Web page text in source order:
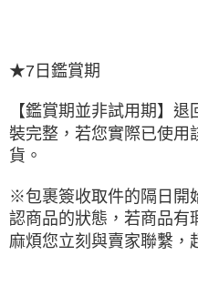
★7日鑑賞期
【鑑賞期並非試用期】
裝完整，若您實際已使用
貨。
※包裹簽收取件的隔日開
認商品的狀態，若商品有
麻煩您立刻與賣家聯繫，